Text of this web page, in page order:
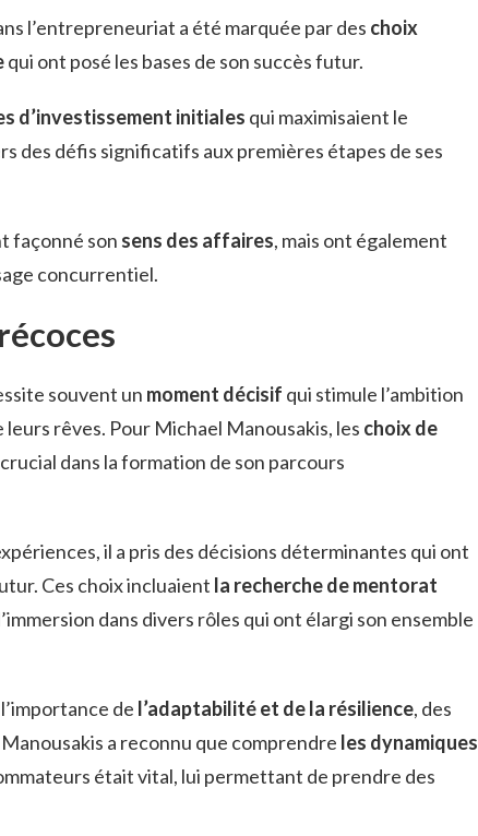
l’entrepreneuriat a été marquée par des choix
qui ont posé les bases de son succès futur.
d’investissement initiales qui maximisaient le
des défis significatifs aux premières étapes de ses
façonné son sens des affaires, mais ont également
concurrentiel.
souvent un moment décisif qui stimule l’ambition
rêves. Pour Michael Manousakis, les choix de
dans la formation de son parcours
il a pris des décisions déterminantes qui ont
Ces choix incluaient la recherche de mentorat
dans divers rôles qui ont élargi son ensemble
de l’adaptabilité et de la résilience, des
a reconnu que comprendre les dynamiques
était vital, lui permettant de prendre des